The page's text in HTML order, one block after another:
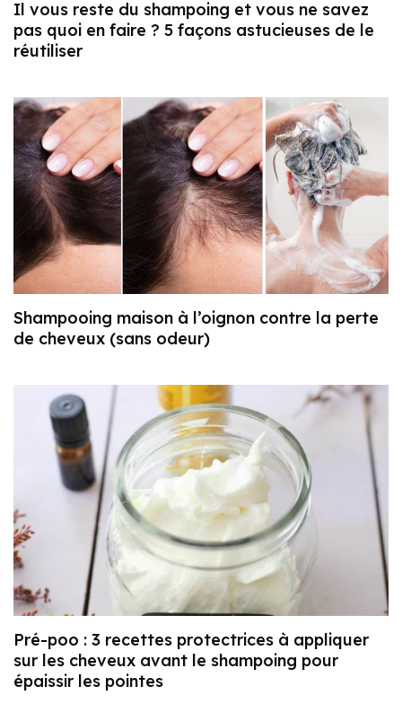
Il vous reste du shampoing et vous ne savez
pas quoi en faire ? 5 façons astucieuses de le
réutiliser
Shampooing maison à l’oignon contre la perte
de cheveux (sans odeur)
Pré-poo : 3 recettes protectrices à appliquer
sur les cheveux avant le shampoing pour
épaissir les pointes